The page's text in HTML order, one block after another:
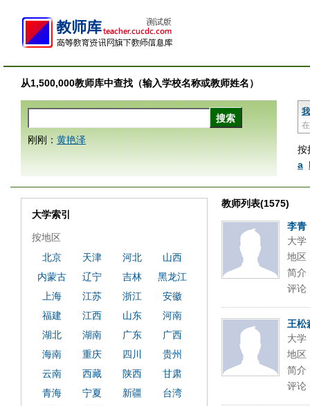
从1,500,000教师库中查找（输入学校名称或教师姓名）
按
a
刚刚： 黄艳泽
教师列表(1575)
李青
大学
地区
简介
评论
王松
大学
地区
简介
评论
大学索引
按地区
北京
天津 河北
山西
内蒙古
辽宁 吉林
黑龙江
上海
江苏 浙江
安徽
福建
江西 山东
河南
湖北
湖南 广东
广西
海南
重庆 四川
贵州
云南
西藏 陕西
甘肃
青海
宁夏 新疆
台湾